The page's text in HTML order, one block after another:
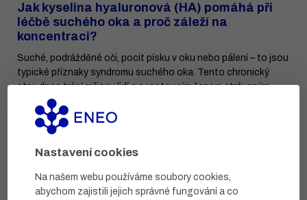
Nastavení cookies
Na našem webu používáme soubory cookies,
abychom zajistili jejich správné fungování a co
Jak kyselina hyaluronová (HA) pomáhá při
léčbě suchého oka a proč záleží na
koncentraci?
Suché, podrážděné oči, pocit písku v oku nebo pálení – to jsou
typické příznaky syndromu suchého oka. Tento chronický
stav dnes trápí miliony lidí a s rostoucím časem stráveným
u obrazovek se stává ...
Přečíst